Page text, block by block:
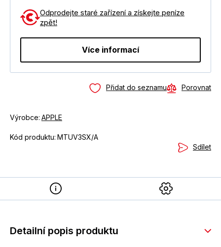
Odprodejte staré zařízení a získejte peníze
zpět!
Více informací
Přidat do seznamu Porovnat
Výrobce: APPLE
Kód produktu: MTUV3SX/A
Sdílet
Detailní popis produktu